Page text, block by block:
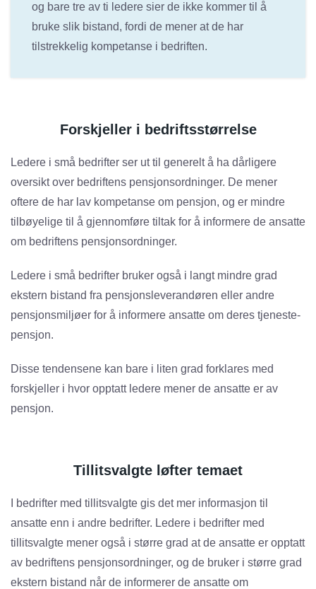
og bare tre av ti ledere sier de ikke kommer til å
bruke slik bistand, fordi de mener at de har
tilstrekkelig kompetanse i bedriften.
Forskjeller i bedriftsstørrelse
Ledere i små bedrifter ser ut til generelt å ha dårligere
oversikt over bedriftens pensjonsordninger. De mener
oftere de har lav kompetanse om pensjon, og er mindre
tilbøyelige til å gjennomføre tiltak for å informere de ansatte
om bedriftens pensjonsordninger.
Ledere i små bedrifter bruker også i langt mindre grad
ekstern bistand fra pensjonsleverandøren eller andre
pensjonsmiljøer for å informere ansatte om deres tjeneste­
pensjon.
Disse tendensene kan bare i liten grad forklares med
forskjeller i hvor opptatt ledere mener de ansatte er av
pensjon.
Tillitsvalgte løfter temaet
I bedrifter med tillitsvalgte gis det mer informasjon til
ansatte enn i andre bedrifter. Ledere i bedrifter med
tillitsvalgte mener også i større grad at de ansatte er opptatt
av bedriftens pensjonsordninger, og de bruker i større grad
ekstern bistand når de informerer de ansatte om